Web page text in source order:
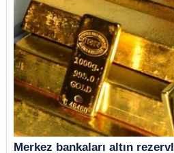
Merkez bankaları altın